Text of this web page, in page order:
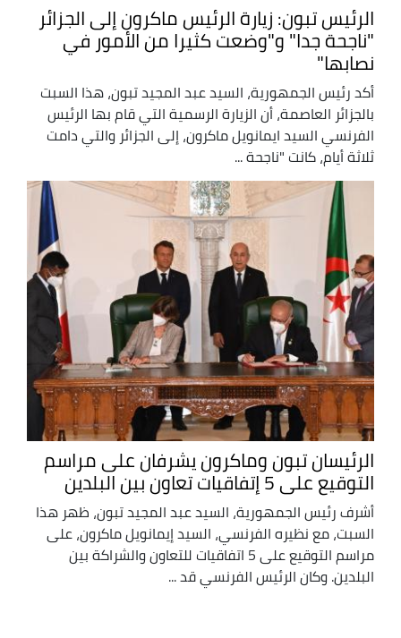
الرئيس تبون: زيارة الرئيس ماكرون إلى الجزائر
"ناجحة جدا" و"وضعت كثيرا من الأمور في
نصابها"
أكد رئيس الجمهورية، السيد عبد المجيد تبون، هذا السبت
بالجزائر العاصمة، أن الزيارة الرسمية التي قام بها الرئيس
الفرنسي السيد ايمانويل ماكرون، إلى الجزائر والتي دامت
ثلاثة أيام، كانت "ناجحة ...
الرئيسان تبون وماكرون يشرفان على مراسم
التوقيع على 5 إتفاقيات تعاون بين البلدين
أشرف رئيس الجمهورية، السيد عبد المجيد تبون، ظهر هذا
السبت، مع نظيره الفرنسي، السيد إيمانويل ماكرون، على
مراسم التوقيع على 5 اتفاقيات للتعاون والشراكة بين
البلدين. وكان الرئيس الفرنسي قد ...